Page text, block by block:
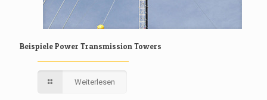
Beispiele Power Transmission Towers
Weiterlesen